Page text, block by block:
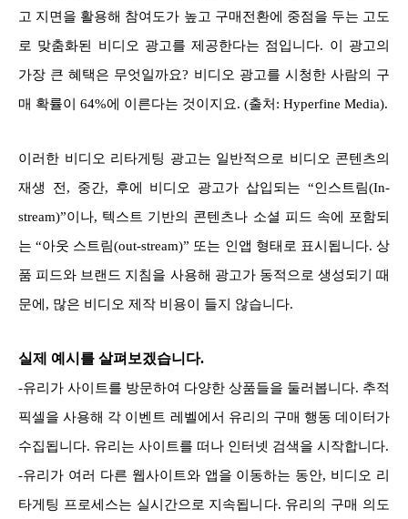
고 지면을 활용해 참여도가 높고 구매전환에 중점을 두는 고도
로 맞춤화된 비디오 광고를 제공한다는 점입니다. 이 광고의
가장 큰 혜택은 무엇일까요? 비디오 광고를 시청한 사람의 구
매 확률이 64%에 이른다는 것이지요. (출처: Hyperfine Media).
이러한 비디오 리타게팅 광고는 일반적으로 비디오 콘텐츠의
재생 전, 중간, 후에 비디오 광고가 삽입되는 “인스트림(In-
stream)”이나, 텍스트 기반의 콘텐츠나 소셜 피드 속에 포함되
는 “아웃 스트림(out-stream)” 또는 인앱 형태로 표시됩니다. 상
품 피드와 브랜드 지침을 사용해 광고가 동적으로 생성되기 때
문에, 많은 비디오 제작 비용이 들지 않습니다.
실제 예시를 살펴보겠습니다.
-유리가 사이트를 방문하여 다양한 상품들을 둘러봅니다. 추적
픽셀을 사용해 각 이벤트 레벨에서 유리의 구매 행동 데이터가
수집됩니다. 유리는 사이트를 떠나 인터넷 검색을 시작합니다.
-유리가 여러 다른 웹사이트와 앱을 이동하는 동안, 비디오 리
타게팅 프로세스는 실시간으로 지속됩니다. 유리의 구매 의도